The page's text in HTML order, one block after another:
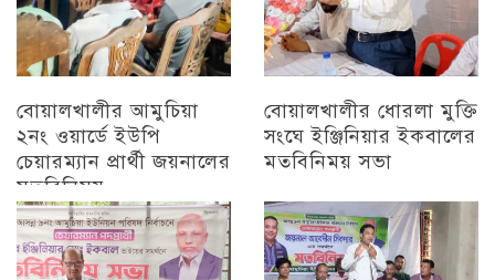
বোয়ালখালীর আমুচিয়া
২নং ওয়ার্ডে ইউপি
চেয়ারম্যান প্রার্থী জয়নালের
মতবিনিময়
চট্টগ্রাম
বোয়ালখালীর ধোরলা মুক্তি
সংঘে ইঞ্জিনিয়ার ইকবালের
মতবিনিময় সভা
চট্টগ্রাম